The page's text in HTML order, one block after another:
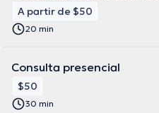
A partir de $50
20 min
Consulta presencial
$50
30 min